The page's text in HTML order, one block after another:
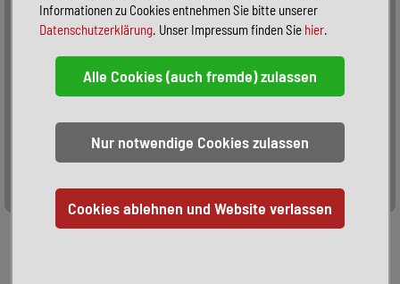
Sortieren:
Informationen zu Cookies entnehmen Sie bitte unserer
Datenschutzerklärung. Unser Impressum finden Sie hier.